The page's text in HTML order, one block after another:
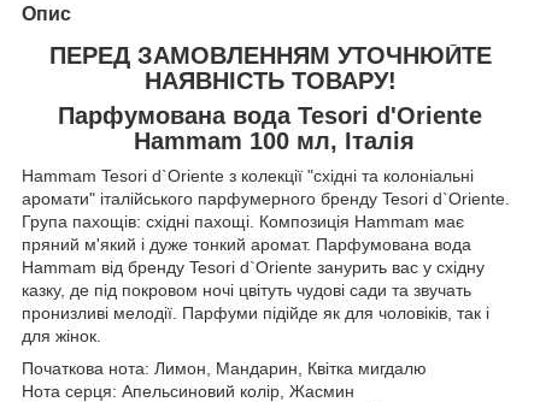
Опис
ПЕРЕД ЗАМОВЛЕННЯМ УТОЧНЮЙТЕ
НАЯВНІСТЬ ТОВАРУ!
Парфумована вода Tesori d 'Oriente
Hammam 100 мл, Італія
Hammam Tesori d`Oriente з колекції "східні та колоніальні
аромати" італійського парфумерного бренду Tesori d`Oriente.
Група пахощів: східні пахощі. Композиція Hammam має
пряний м'який і дуже тонкий аромат. Парфумована вода
Hammam від бренду Tesori d`Oriente занурить вас у східну
казку, де під покровом ночі цвітуть чудові сади та звучать
пронизливі мелодії. Парфуми підійде як для чоловіків, так і
для жінок.
Початкова нота: Лимон, Мандарин, Квітка мигдалю
Нота серця: Апельсиновий колір, Жасмин